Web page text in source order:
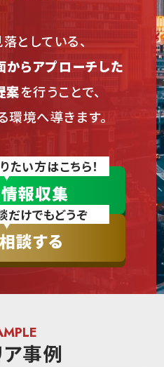
としている、
からアプローチした
案を行うことで、
環境へ導きます。
たい方はこちら！
報収集
だけでもどうぞ
談する
ア事例